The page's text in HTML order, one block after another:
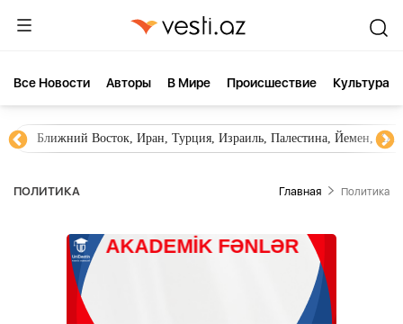
Все Новости Aвторы В Мире Происшествие Культура
Ближний Восток, Иран, Турция, Израиль, Палестина, Йемен,
ПОЛИТИКА Главная Политика